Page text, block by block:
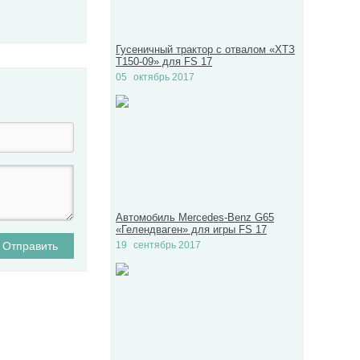
Отправить
Гусеничный трактор с отвалом «ХТЗ
Т150-09» для FS 17
05 октябрь 2017
Автомобиль Mercedes-Benz G65
«Гелендваген» для игры FS 17
19 сентябрь 2017